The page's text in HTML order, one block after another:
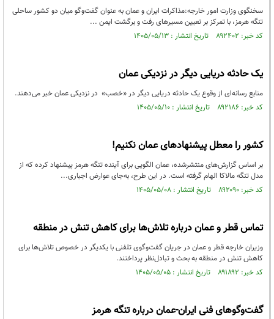
سخنگوی وزارت امور خارجه:مذاکرات ایران و عمان به عنوان گفت‌وگو میان دو کشور ساحلی
تنگه هرمز، با تمرکز بر تعیین مسیرهای رفت و برگشت ایمن ...
کد خبر: ۸۹۲۴۰۲ تاریخ انتشار : ۱۴۰۵/۰۵/۱۳
یک حادثه دریایی دیگر در نزدیکی عمان
منابع رسانه‌ای از وقوع یک حادثه دریایی دیگر در «خصب» در نزدیکی عمان خبر می‌دهند.
کد خبر: ۸۹۲۱۸۶ تاریخ انتشار : ۱۴۰۵/۰۵/۱۰
کشور را معطل پیشنهادهای عمان نکنیم!
بر اساس گزارش‌های منتشرشده، عمان الگویی برای آینده تنگه هرمز پیشنهاد کرده که از
مدل تنگه مالاکا الهام گرفته است. در این طرح، به‌جای عوارض اجباری...
کد خبر: ۸۹۲۰۹۰ تاریخ انتشار : ۱۴۰۵/۰۵/۰۸
تماس قطر و عمان درباره تلاش‌ها برای کاهش تنش‌ در منطقه
وزیران خارجه قطر و عمان در جریان گفت‌وگوی تلفنی با یکدیگر در خصوص تلاش‌ها برای
کاهش تنش در منطقه به بحث و تبادل‌نظر پرداختند.
کد خبر: ۸۹۱۸۹۲ تاریخ انتشار : ۱۴۰۵/۰۵/۰۵
گفت‌وگوهای فنی ایران-عمان درباره تنگه هرمز